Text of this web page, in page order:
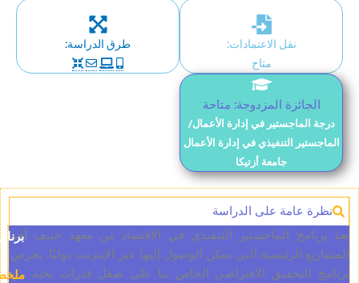
نقل الاعتمادات:
طرق الدراسة:
المزدوجة: متاحة
في إدارة الأعمال/
التنفيذي في إدارة الأعمال
جامعة أزتيكا
عامة على الدراسة
الماجستير التنفيذي في الاقتصاد من معهد جنيف أحد
الرئيسية التي يمكن الوصول إليها عبر الإنترنت دوليًا. يحرص
التحقيق الافتراضي الخاص بنا على صقل قدرات نخبة من
برنامج
ملخص